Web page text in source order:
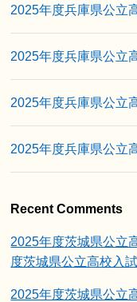
2025年度兵庫県公
2025年度兵庫県公
2025年度兵庫県公
2025年度兵庫県公
Recent Comments
2025年度茨城県公
度茨城県公立高校入
2025年度茨城県公